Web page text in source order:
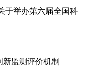
于举办第六届全国科
监测评价机制